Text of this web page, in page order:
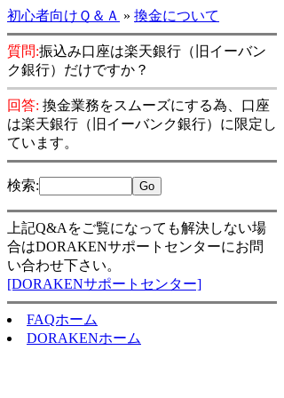
初心者向けＱ＆Ａ » 換金について
質問:振込み口座は楽天銀行（旧イーバン
ク銀行）だけですか？
回答: 換金業務をスムーズにする為、口座
は楽天銀行（旧イーバンク銀行）に限定し
ています。
検索:
上記Q&Aをご覧になっても解決しない場
合はDORAKENサポートセンターにお問
い合わせ下さい。
[DORAKENサポートセンター]
FAQホーム
DORAKENホーム